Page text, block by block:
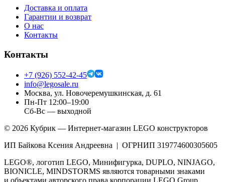
Доставка и оплата
Гарантии и возврат
О нас
Контакты
Контакты
+7 (926) 552-42-45
info@legosale.ru
Москва, ул. Новочеремушкинская, д. 61
Пн-Пт 12:00–19:00
Сб-Вс — выходной
© 2026 Кубрик — Интернет-магазин LEGO конструкторов
ИП Байкова Ксения Андреевна | ОГРНИП 319774600305605
LEGO®, логотип LEGO, Минифигурка, DUPLO, NINJAGO,
BIONICLE, MINDSTORMS являются товарными знаками
и объектами авторского права корпорации LEGO Group.